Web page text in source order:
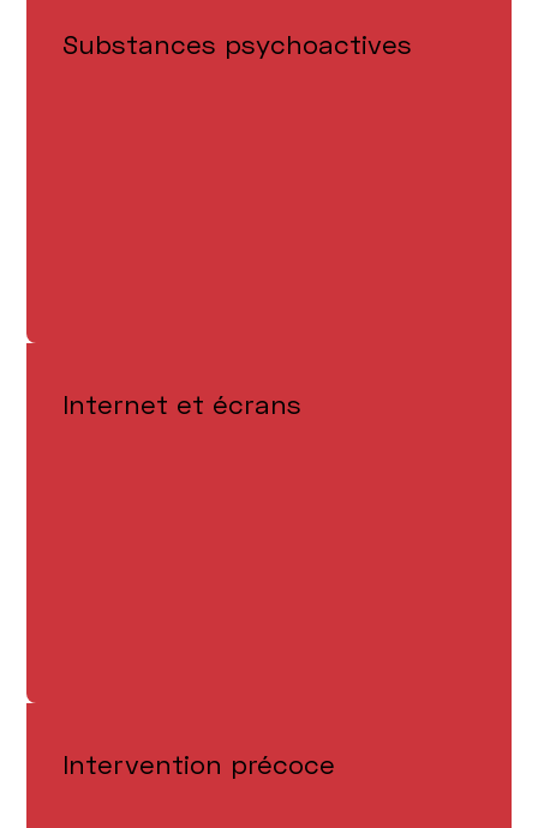
Substances psychoactives
Internet et écrans
Intervention précoce